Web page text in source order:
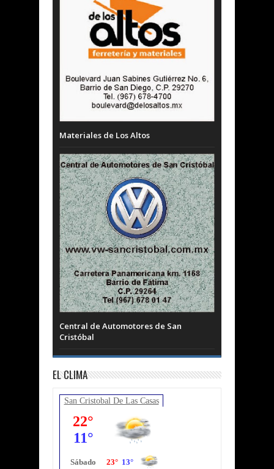
Materiales de Los Altos
Central de Automotores de San
Cristóbal
EL CLIMA
San Cristobal De Las Casas